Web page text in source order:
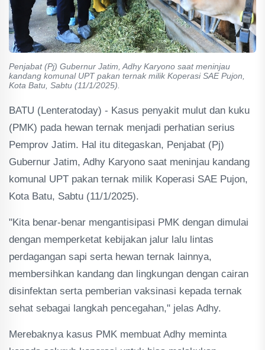
Penjabat (Pj) Gubernur Jatim, Adhy Karyono saat meninjau
kandang komunal UPT pakan ternak milik Koperasi SAE Pujon,
Kota Batu, Sabtu (11/1/2025).
BATU (Lenteratoday) - Kasus penyakit mulut dan kuku
(PMK) pada hewan ternak menjadi perhatian serius
Pemprov Jatim. Hal itu ditegaskan, Penjabat (Pj)
Gubernur Jatim, Adhy Karyono saat meninjau kandang
komunal UPT pakan ternak milik Koperasi SAE Pujon,
Kota Batu, Sabtu (11/1/2025).
"Kita benar-benar mengantisipasi PMK dengan dimulai
dengan memperketat kebijakan jalur lalu lintas
perdagangan sapi serta hewan ternak lainnya,
membersihkan kandang dan lingkungan dengan cairan
disinfektan serta pemberian vaksinasi kepada ternak
sehat sebagai langkah pencegahan," jelas Adhy.
Merebaknya kasus PMK membuat Adhy meminta